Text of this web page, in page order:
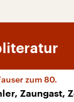
zum 80.
Zaungast,